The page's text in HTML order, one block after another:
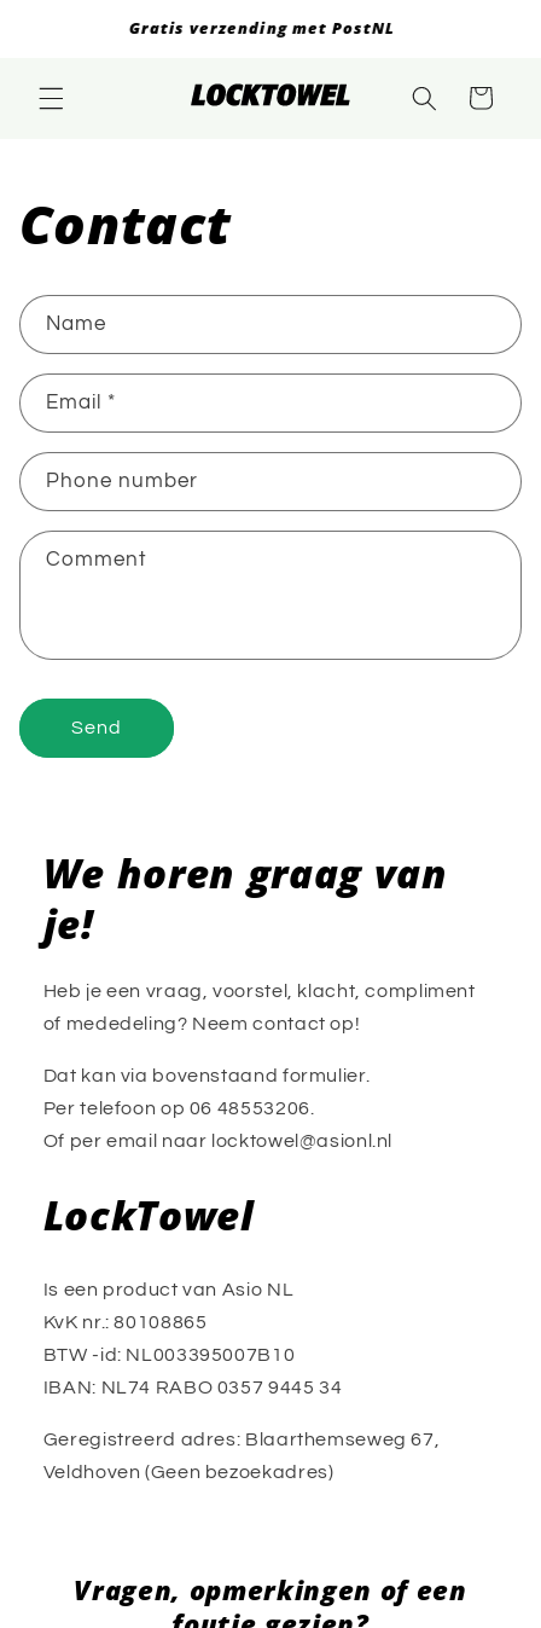
Gratis verzending met PostNL
Cart
Contact
C
o
n
t
a
c
t
f
m
Name
Email *
Phone number
Comment
Send
We horen graag van
je!
Heb je een vraag, voorstel, klacht, compliment
of mededeling? Neem contact op!
Dat kan via bovenstaand formulier.
Per telefoon op 06 48553206.
Of per email naar locktowel@asionl.nl
LockTowel
Is een product van Asio NL
KvK nr.: 80108865
BTW -id: NL003395007B10
IBAN: NL74 RABO 0357 9445 34
Geregistreerd adres: Blaarthemseweg 67,
Veldhoven (Geen bezoekadres)
Vragen, opmerkingen of een